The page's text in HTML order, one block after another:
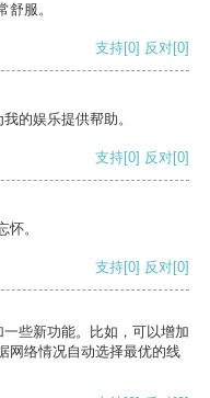
服。
支持[0] 反对[0]
的娱乐提供帮助。
支持[0] 反对[0]
。
支持[0] 反对[0]
些新功能。比如，可以增加
网络情况自动选择最优的线